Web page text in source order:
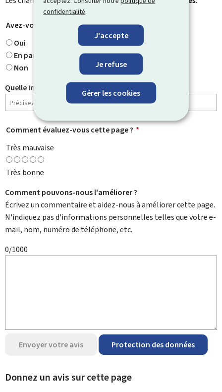
confidentialité.
J'accepte
Je refuse
Gérer les cookies
Avez-vous trouvé ce que vous cherchiez ?
Oui
En partie
Non
Quelle information cherchiez-vous ?
Comment évaluez-vous cette page ? *
Très mauvaise
Très bonne
Comment pouvons-nous l'améliorer ?
Écrivez un commentaire et aidez-nous à améliorer cette page.
N'indiquez pas d'informations personnelles telles que votre e-
mail, nom, numéro de téléphone, etc.
0/1000
Envoyer votre avis Protection des données
Donnez un avis sur cette page